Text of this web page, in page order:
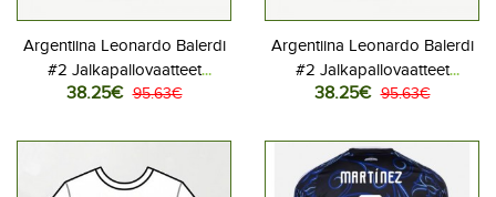
Argentiina Leonardo Balerdi
#2 Jalkapallovaatteet
Kotipaita MM-kisat 2026
38.25€ 95.63€
Argentiina Leonardo Balerdi
#2 Jalkapallovaatteet
Vieraspaita MM-kisat 2026
38.25€ 95.63€